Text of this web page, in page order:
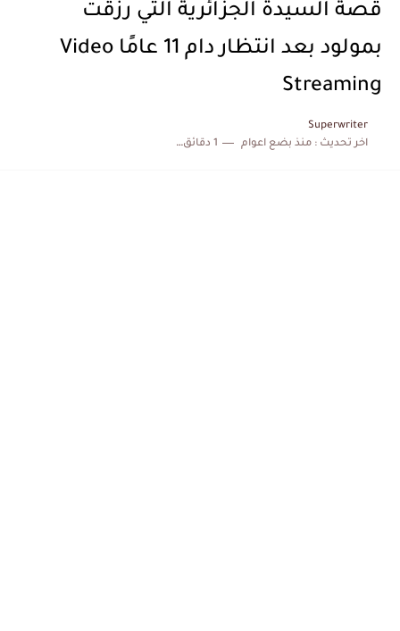
قصة السيدة الجزائرية التي رزقت
بمولود بعد انتظار دام 11 عامًا Video
Streaming
Superwriter
اخر تحديث :منذ بضع اعوام 1 دقائق للقراءة